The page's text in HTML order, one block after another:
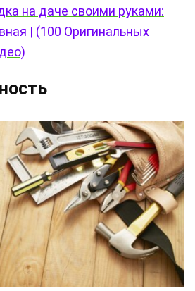
на даче своими руками:
| (100 Оригинальных